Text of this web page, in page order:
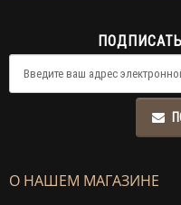
О НАШЕМ МАГАЗИНЕ